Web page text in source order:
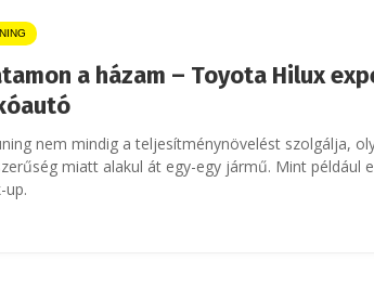
a házam – Toyota Hilux
nem mindig a teljesítménynövelést szolgálja,
miatt alakul át egy-egy jármű. Mint például
up.